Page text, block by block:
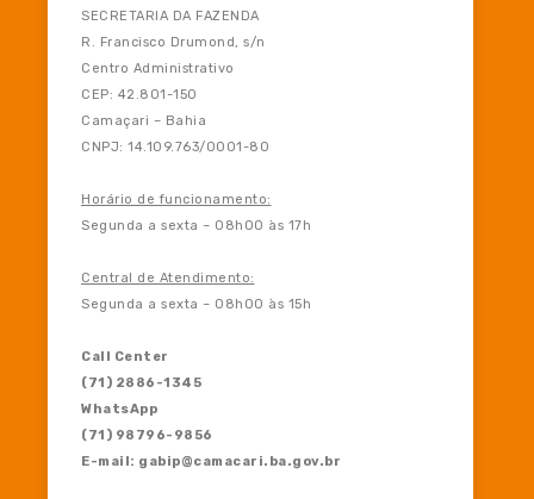
SECRETARIA DA FAZENDA
R. Francisco Drumond, s/n
Centro Administrativo
CEP: 42.801-150
Camaçari – Bahia
CNPJ: 14.109.763/0001-80
Horário de funcionamento:
Segunda a sexta – 08h00 às 17h
Central de Atendimento:
Segunda a sexta – 08h00 às 15h
Call Center
(71) 2886-1345
WhatsApp
(71) 98796-9856
E-mail: gabip@camacari.ba.gov.br